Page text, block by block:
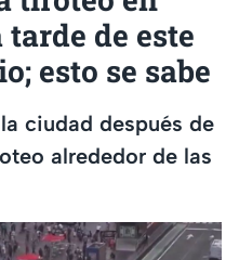
de este
esto se sabe
ciudad después de
alrededor de las